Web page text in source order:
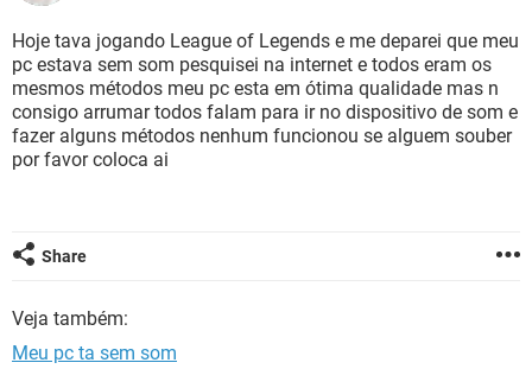
GUIA DE COMPRAS
INSTAGRAM GMAIL
GUIA DE COMPRAS
CELULAR
OUTLOOK EXCEL
INSTAGRAM GMAIL
GUIA DE COMPRAS
JOGOS WHATSAPP
CELULAR FACEBOOK
OUTLOOK EXCEL
INSTAGRAM
Hoje tava jogando League of Legends e me deparei que meu
pc estava sem som pesquisei na internet e todos eram os
mesmos métodos meu pc esta em ótima qualidade mas n
consigo arrumar todos falam para ir no dispositivo de som e
fazer alguns métodos nenhum funcionou se alguem souber
por favor coloca ai
Share
Veja também:
Meu pc ta sem som